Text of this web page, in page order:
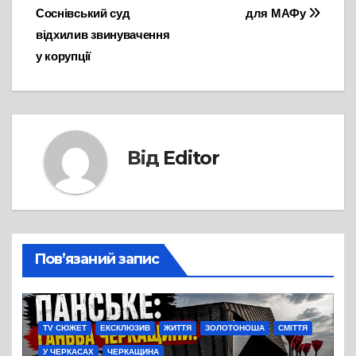
записів для МАФу
Соснівський суд
відхилив звинувачення
у корупції
Від Editor
Пов’язаний запис
TV СЮЖЕТ ЕКСКЛЮЗИВ ЖИТТЯ ЗОЛОТОНОША СМІТТЯ
У ЧЕРКАСАХ ЧЕРКАЩИНА